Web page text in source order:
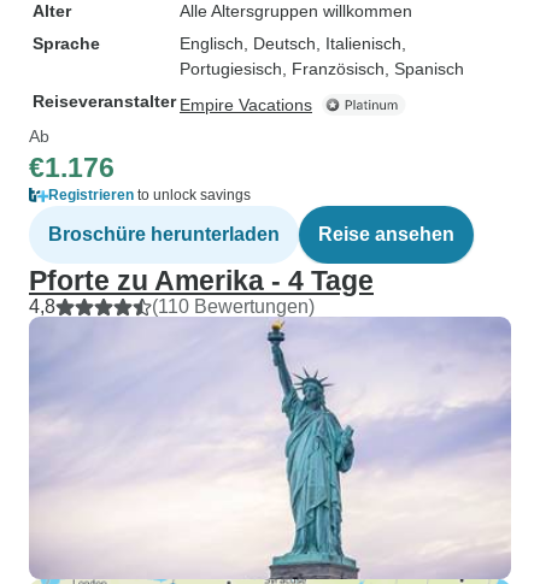
Alter
Alle Altersgruppen willkommen
Sprache
Englisch, Deutsch, Italienisch,
Portugiesisch, Französisch, Spanisch
Reiseveranstalter Empire Vacations
Ab
€1.176
Registrieren to unlock savings
Broschüre herunterladen Reise ansehen
Pforte zu Amerika - 4 Tage
4,8 (110 Bewertungen)